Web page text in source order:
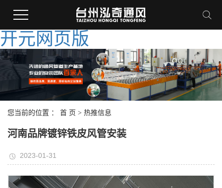
开元网页版
您当前的位置 ： 首 页 > 热推信息
河南品牌镀锌铁皮风管安装
2023-01-31